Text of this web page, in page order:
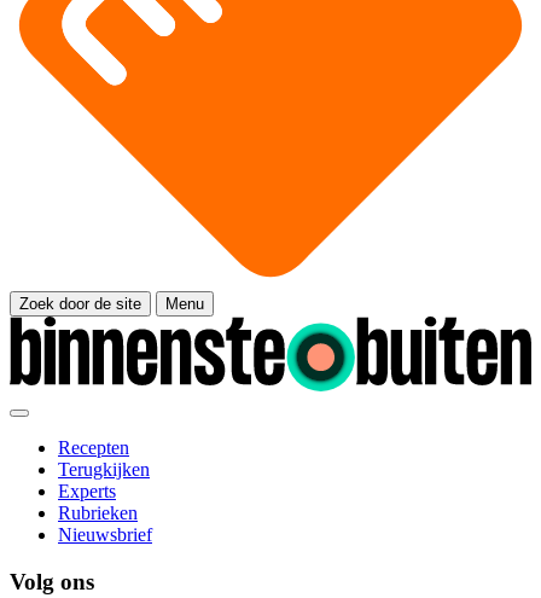
Zoek door de site Menu
Recepten
Terugkijken
Experts
Rubrieken
Nieuwsbrief
Volg ons